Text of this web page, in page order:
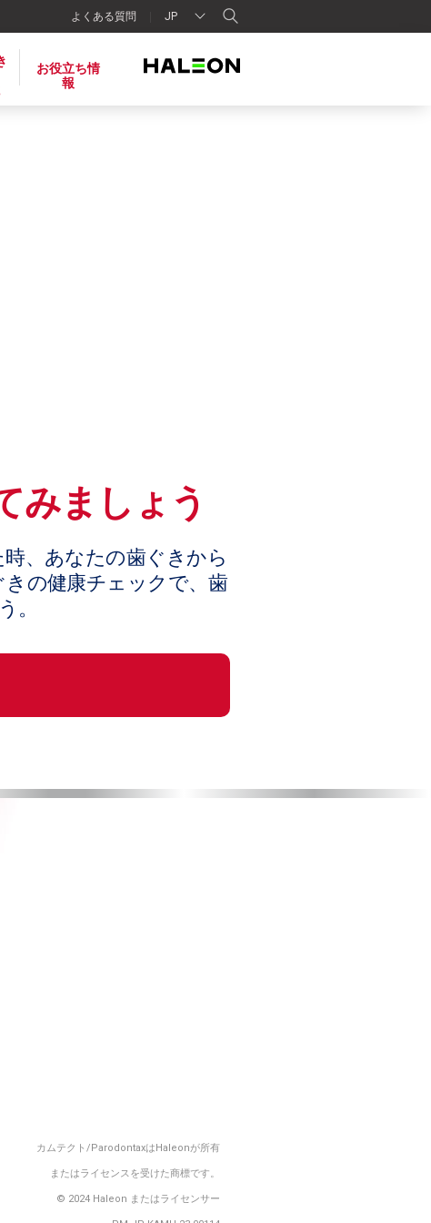
よくある質問 JP
お役立ち情
報
みましょう
、あなたの歯ぐきから
の健康チェックで、歯
。
カムテクト/ParodontaxはHaleonが所有
またはライセンスを受けた商標です。
© 2024 Haleon またはライセンサー